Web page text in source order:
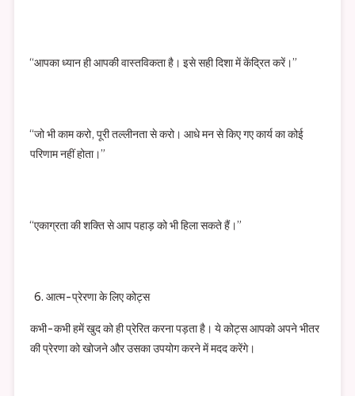
“आपका ध्यान ही आपकी वास्तविकता है। इसे सही दिशा में केंद्रित करें।”
“जो भी काम करो, पूरी तल्लीनता से करो। आधे मन से किए गए कार्य का कोई
परिणाम नहीं होता।”
“एकाग्रता की शक्ति से आप पहाड़ को भी हिला सकते हैं।”
आत्म-प्रेरणा के लिए कोट्स
कभी-कभी हमें खुद को ही प्रेरित करना पड़ता है। ये कोट्स आपको अपने भीतर
की प्रेरणा को खोजने और उसका उपयोग करने में मदद करेंगे।